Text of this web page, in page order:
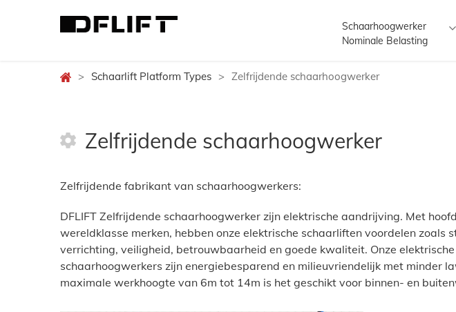
Schaarhoogwerker
Nominale Belasting
> Schaarlift Platform Types > Zelfrijdende schaarhoogwerker
Zelfrijdende schaarhoogwerker
Zelfrijdende fabrikant van schaarhoogwerkers:
DFLIFT Zelfrijdende schaarhoogwerker zijn elektrische aandrijving. Met
wereldklasse merken, hebben onze elektrische schaarliften voordelen zoals
verrichting, veiligheid, betrouwbaarheid en goede kwaliteit. Onze
schaarhoogwerkers zijn energiebesparend en milieuvriendelijk met minder
maximale werkhoogte van 6m tot 14m is het geschikt voor binnen- en